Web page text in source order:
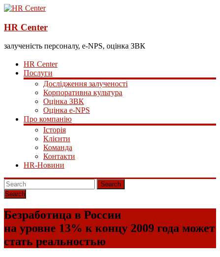
HR Center
залученість персоналу, e-NPS, оцінка ЗВК
HR Center
Послуги
Дослідження залученості
Корпоративна культура
Оцінка ЗВК
Оцінка e-NPS
Про компанію
Історія
Клієнти
Команда
Контакти
HR-Новини
Search
Безработица в России
на уровне 13% к концу 2009 года может
стать реальностью